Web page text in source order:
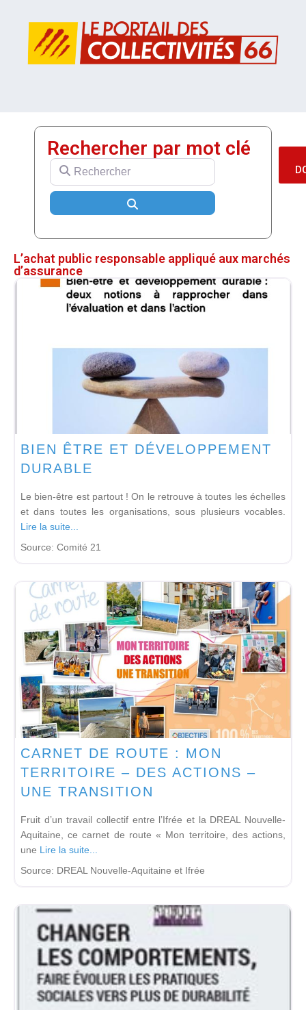
Rechercher par mot clé
Rechercher
L’achat public responsable appliqué aux marchés
d’assurance
BIEN ÊTRE ET DÉVELOPPEMENT
DURABLE
Le bien-être est partout ! On le retrouve à toutes les échelles
et dans toutes les organisations, sous plusieurs vocables.
Lire la suite...
Source: Comité 21
CARNET DE ROUTE : MON
TERRITOIRE – DES ACTIONS –
UNE TRANSITION
Fruit d’un travail collectif entre l’Ifrée et la DREAL Nouvelle-
Aquitaine, ce carnet de route « Mon territoire, des actions,
une Lire la suite...
Source: DREAL Nouvelle-Aquitaine et Ifrée